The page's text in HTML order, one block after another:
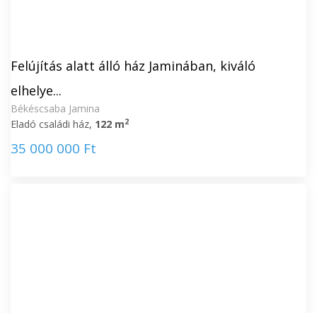
Felújítás alatt álló ház Jaminában, kiváló
elhelye...
Békéscsaba Jamina
Eladó családi ház, 122 m2
35 000 000 Ft